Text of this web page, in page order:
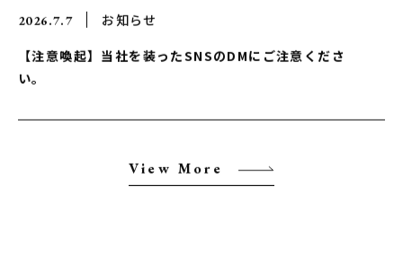
View More
2026.7.7
お知らせ
【注意喚起】当社を装ったSNSのDMにご注意くださ
い。